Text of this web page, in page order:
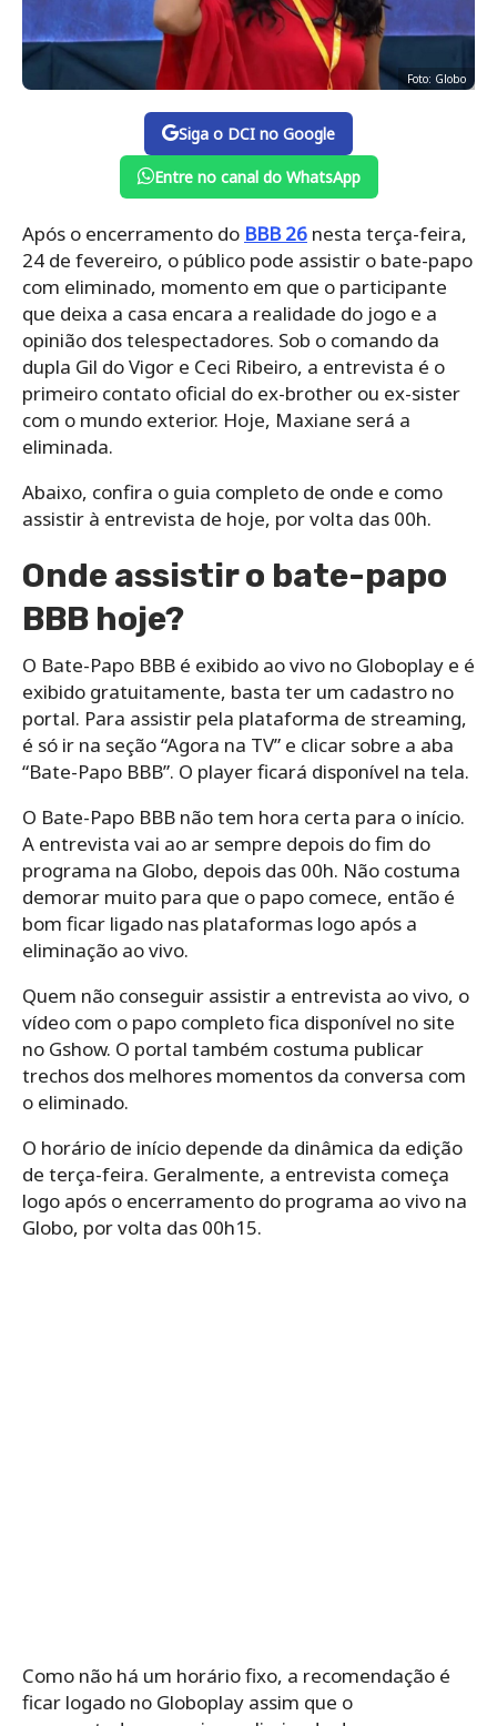
Foto: Globo
Siga o DCI no Google
Entre no canal do WhatsApp
Após o encerramento do BBB 26 nesta terça-feira,
24 de fevereiro, o público pode assistir o bate-papo
com eliminado, momento em que o participante
que deixa a casa encara a realidade do jogo e a
opinião dos telespectadores. Sob o comando da
dupla Gil do Vigor e Ceci Ribeiro, a entrevista é o
primeiro contato oficial do ex-brother ou ex-sister
com o mundo exterior. Hoje, Maxiane será a
eliminada.
Abaixo, confira o guia completo de onde e como
assistir à entrevista de hoje, por volta das 00h.
Onde assistir o bate-papo
BBB hoje?
O Bate-Papo BBB é exibido ao vivo no Globoplay e é
exibido gratuitamente, basta ter um cadastro no
portal. Para assistir pela plataforma de streaming,
é só ir na seção “Agora na TV” e clicar sobre a aba
“Bate-Papo BBB”. O player ficará disponível na tela.
O Bate-Papo BBB não tem hora certa para o início.
A entrevista vai ao ar sempre depois do fim do
programa na Globo, depois das 00h. Não costuma
demorar muito para que o papo comece, então é
bom ficar ligado nas plataformas logo após a
eliminação ao vivo.
Quem não conseguir assistir a entrevista ao vivo, o
vídeo com o papo completo fica disponível no site
no Gshow. O portal também costuma publicar
trechos dos melhores momentos da conversa com
o eliminado.
O horário de início depende da dinâmica da edição
de terça-feira. Geralmente, a entrevista começa
logo após o encerramento do programa ao vivo na
Globo, por volta das 00h15.
Como não há um horário fixo, a recomendação é
ficar logado no Globoplay assim que o